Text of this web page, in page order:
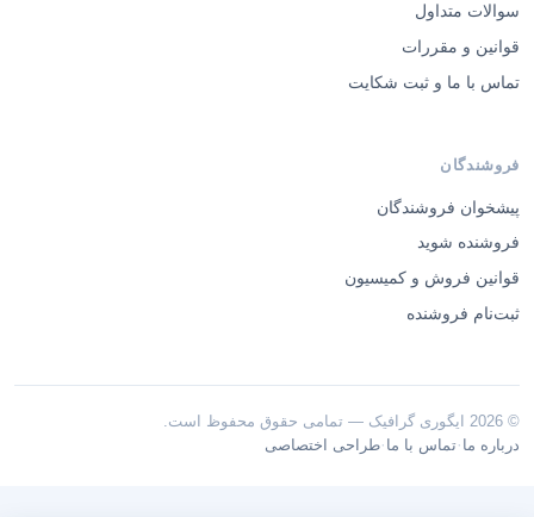
سوالات متداول
قوانین و مقررات
تماس با ما و ثبت شکایت
فروشندگان
پیشخوان فروشندگان
فروشنده شوید
قوانین فروش و کمیسیون
ثبت‌نام فروشنده
© 2026 ایگوری گرافیک — تمامی حقوق محفوظ است.
درباره ما ·تماس با ما ·طراحی اختصاصی